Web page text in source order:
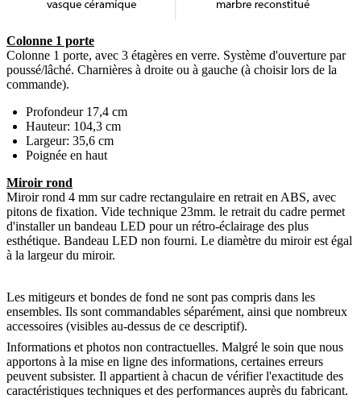
Colonne 1 porte
Colonne 1 porte, avec 3 étagères en verre. Système d'ouverture par
poussé/lâché. Charnières à droite ou à gauche (à choisir lors de la
commande).
Profondeur 17,4 cm
Hauteur: 104,3 cm
Largeur: 35,6 cm
Poignée en haut
Miroir rond
Miroir rond 4 mm sur cadre rectangulaire en retrait en ABS, avec
pitons de fixation. Vide technique 23mm. le retrait du cadre permet
d'installer un bandeau LED pour un rétro-éclairage des plus
esthétique. Bandeau LED non fourni. Le diamètre du miroir est égal
à la largeur du miroir.
Les mitigeurs et bondes de fond ne sont pas compris dans les
ensembles. Ils sont commandables séparément, ainsi que nombreux
accessoires (visibles au-dessus de ce descriptif).
Informations et photos non contractuelles. Malgré le soin que nous
apportons à la mise en ligne des informations, certaines erreurs
peuvent subsister. Il appartient à chacun de vérifier l'exactitude des
caractéristiques techniques et des performances auprès du fabricant.